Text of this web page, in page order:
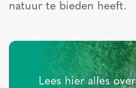
natuur te bieden heeft.
Lees hier alles over